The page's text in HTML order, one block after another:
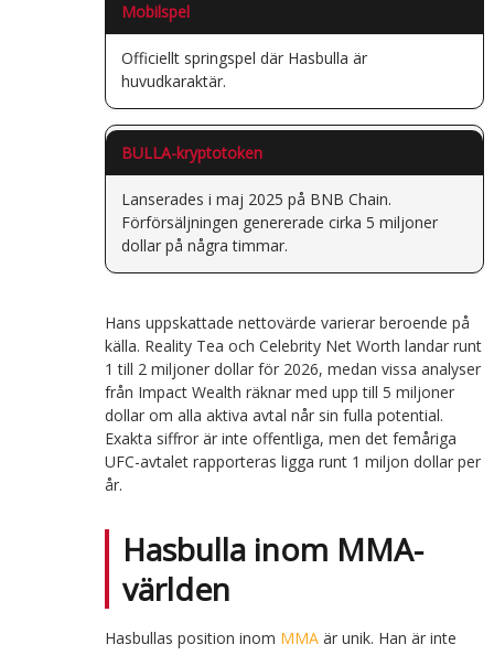
Mobilspel
Officiellt springspel där Hasbulla är
huvudkaraktär.
BULLA-kryptotoken
Lanserades i maj 2025 på BNB Chain.
Förförsäljningen genererade cirka 5 miljoner
dollar på några timmar.
Hans uppskattade nettovärde varierar beroende på
källa. Reality Tea och Celebrity Net Worth landar runt
1 till 2 miljoner dollar för 2026, medan vissa analyser
från Impact Wealth räknar med upp till 5 miljoner
dollar om alla aktiva avtal når sin fulla potential.
Exakta siffror är inte offentliga, men det femåriga
UFC-avtalet rapporteras ligga runt 1 miljon dollar per
år.
Hasbulla inom MMA-
världen
Hasbullas position inom MMAär unik. Han är inte